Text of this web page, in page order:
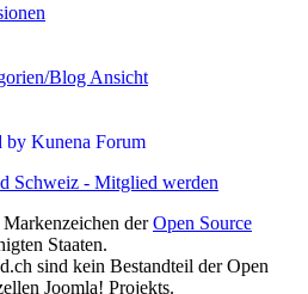
Blog Ansicht
by Kunena Forum
derOpen Source
Staaten.
sind kein Bestandteil der Open
Joomla! Projekts.